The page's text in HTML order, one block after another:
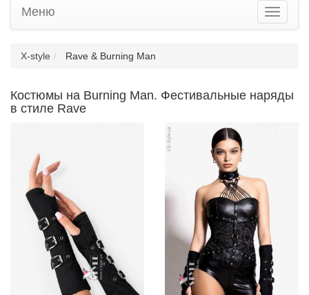
Toggle
Меню
X-style Rave & Burning Man
Костюмы на Burning Man. Фестивальные наряды
в стиле Rave